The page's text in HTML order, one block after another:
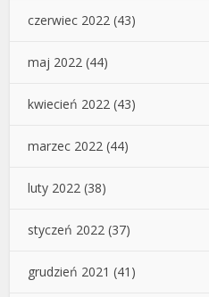
czerwiec 2022 (43)
maj 2022 (44)
kwiecień 2022 (43)
marzec 2022 (44)
luty 2022 (38)
styczeń 2022 (37)
grudzień 2021 (41)